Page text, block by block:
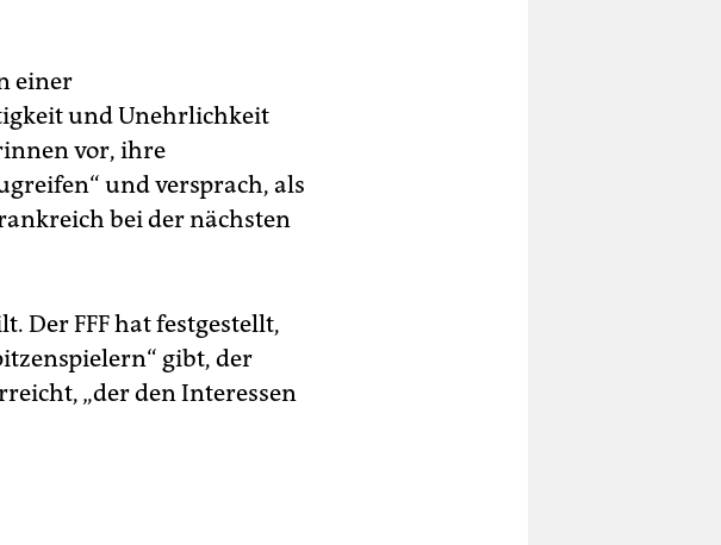
einer
und Unehrlichkeit
vor, ihre
und versprach, als
bei der nächsten
Der FFF hat festgestellt,
gibt, der
„der den Interessen